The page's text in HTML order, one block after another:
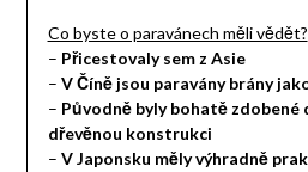
Co byste o paravánech měli vědět?
– Přicestovaly sem z Asie
– V Číně jsou paravány brány
– Původně byly bohatě zdobené
dřevěnou konstrukci
– V Japonsku měly výhradně